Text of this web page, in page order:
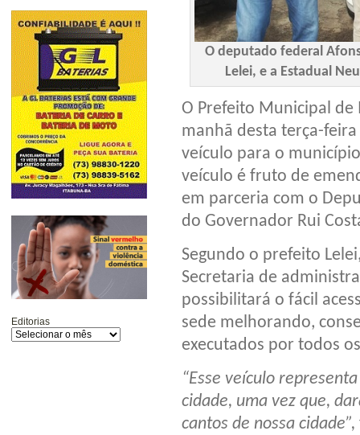
Editorias
O deputado federal
Lelei, e a Estadual
O Prefeito Municipal
manhã desta terça-
veículo para o
veículo é fruto de
em parceria com o
do Governador Rui
Segundo o prefeito
Secretaria de
possibilitará o fácil
sede melhorando,
executados por todos
“Esse veículo
cidade, uma vez que,
cantos de nossa cidade”,